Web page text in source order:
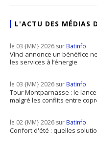
L'ACTU DES MÉDIAS
le 03 {MM} 2026 surBatinfo
Vinci annonce un bénéfice
les services à l’énergie
le 03 {MM} 2026 surBatinfo
Tour Montparnasse : le
malgré les conflits entre
le 02 {MM} 2026 surBatinfo
Confort d'été : quelles